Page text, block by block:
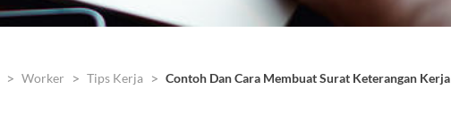
Worker Tips Kerja Contoh Dan Cara Membuat Surat Keterangan Kerja